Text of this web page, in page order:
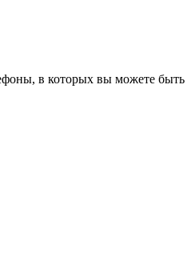
в которых вы можете быть